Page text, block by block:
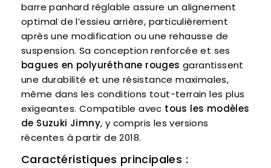
barre panhard réglable assure un alignement
optimal de l’essieu arrière, particulièrement
après une modification ou une rehausse de
suspension. Sa conception renforcée et ses
bagues en polyuréthane rouges garantissent
une durabilité et une résistance maximales,
même dans les conditions tout-terrain les plus
exigeantes. Compatible avec tous les modèles
de Suzuki Jimny, y compris les versions
récentes à partir de 2018.
Caractéristiques principales :